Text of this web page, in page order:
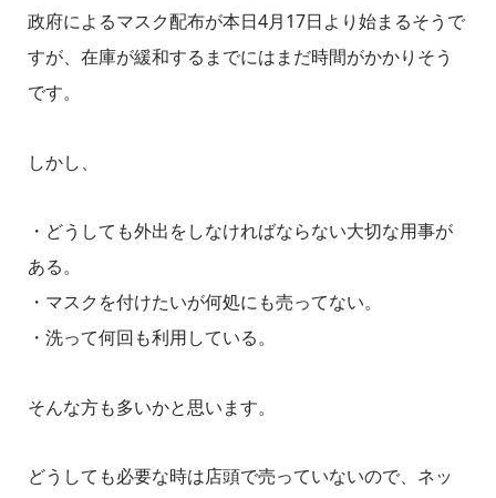
政府によるマスク配布が本日4月17日より始まるそうで
すが、在庫が緩和するまでにはまだ時間がかかりそう
です。
しかし、
・どうしても外出をしなければならない大切な用事が
ある。
・マスクを付けたいが何処にも売ってない。
・洗って何回も利用している。
そんな方も多いかと思います。
どうしても必要な時は店頭で売っていないので、ネッ